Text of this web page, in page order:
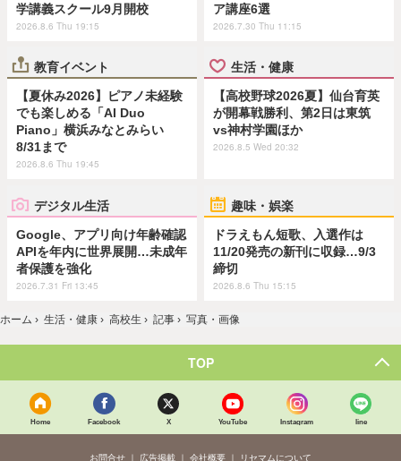
学講義スクール9月開校
2026.8.6 Thu 19:15
ア講座6選
2026.7.30 Thu 11:15
教育イベント
【夏休み2026】ピアノ未経験
でも楽しめる「AI Duo
Piano」横浜みなとみらい
8/31まで
2026.8.6 Thu 19:45
生活・健康
【高校野球2026夏】仙台育英
が開幕戦勝利、第2日は東筑
vs神村学園ほか
2026.8.5 Wed 20:32
デジタル生活
Google、アプリ向け年齢確認
APIを年内に世界展開…未成年
者保護を強化
2026.7.31 Fri 13:45
趣味・娯楽
ドラえもん短歌、入選作は
11/20発売の新刊に収録…9/3
締切
2026.8.6 Thu 15:15
ホーム › 生活・健康 › 高校生 › 記事 › 写真・画像
TOP
Home Facebook X YouTube Instagram line
お問合せ 広告掲載 会社概要 リセマムについて